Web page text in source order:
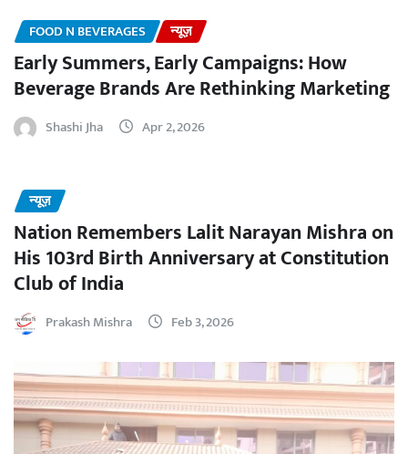
FOOD N BEVERAGES न्यूज़
Early Summers, Early Campaigns: How
Beverage Brands Are Rethinking Marketing
Shashi Jha Apr 2, 2026
न्यूज़
Nation Remembers Lalit Narayan Mishra on
His 103rd Birth Anniversary at Constitution
Club of India
Prakash Mishra Feb 3, 2026